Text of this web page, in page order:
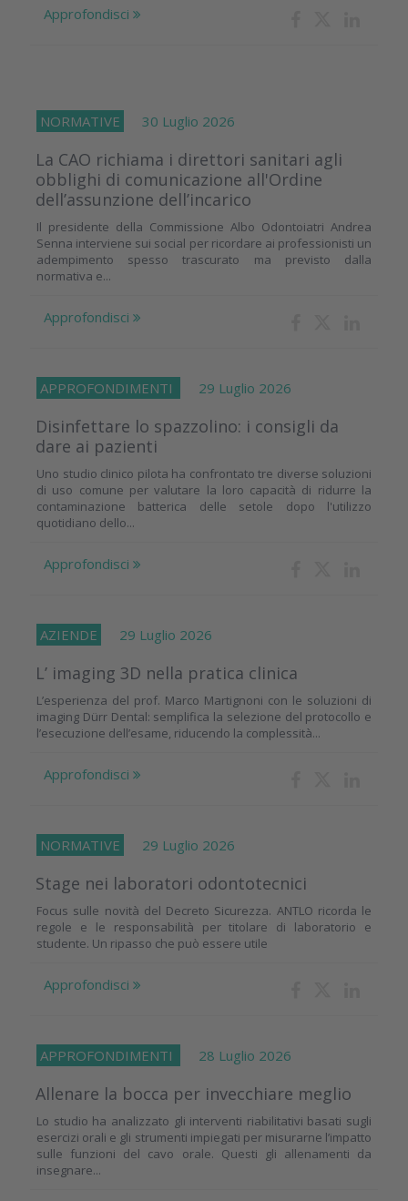
Approfondisci
NORMATIVE 30 Luglio 2026
La CAO richiama i direttori sanitari agli
obblighi di comunicazione all'Ordine
dell’assunzione dell’incarico
Il presidente della Commissione Albo Odontoiatri Andrea
Senna interviene sui social per ricordare ai professionisti un
adempimento spesso trascurato ma previsto dalla
normativa e...
Approfondisci
APPROFONDIMENTI 29 Luglio 2026
Disinfettare lo spazzolino: i consigli da
dare ai pazienti
Uno studio clinico pilota ha confrontato tre diverse soluzioni
di uso comune per valutare la loro capacità di ridurre la
contaminazione batterica delle setole dopo l'utilizzo
quotidiano dello...
Approfondisci
AZIENDE 29 Luglio 2026
L’ imaging 3D nella pratica clinica
L’esperienza del prof. Marco Martignoni con le soluzioni di
imaging Dürr Dental: semplifica la selezione del protocollo e
l’esecuzione dell’esame, riducendo la complessità...
Approfondisci
NORMATIVE 29 Luglio 2026
Stage nei laboratori odontotecnici
Focus sulle novità del Decreto Sicurezza. ANTLO ricorda le
regole e le responsabilità per titolare di laboratorio e
studente. Un ripasso che può essere utile
Approfondisci
APPROFONDIMENTI 28 Luglio 2026
Allenare la bocca per invecchiare meglio
Lo studio ha analizzato gli interventi riabilitativi basati sugli
esercizi orali e gli strumenti impiegati per misurarne l’impatto
sulle funzioni del cavo orale. Questi gli allenamenti da
insegnare...